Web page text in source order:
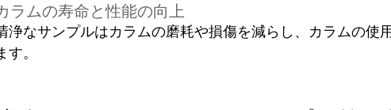
ラムの寿命と性能の向上
浄なサンプルはカラムの磨耗や損傷を減らし、カラムの使
す。